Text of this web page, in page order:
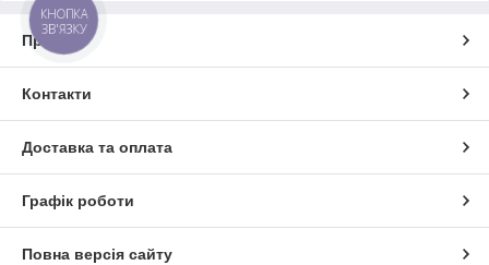
Про нас
Контакти
Доставка та оплата
Графік роботи
Повна версія сайту
КНОПКА
ЗВ'ЯЗКУ